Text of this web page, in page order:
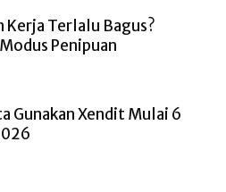
Kerja Terlalu Bagus?
Penipuan
Gunakan Xendit Mulai 6